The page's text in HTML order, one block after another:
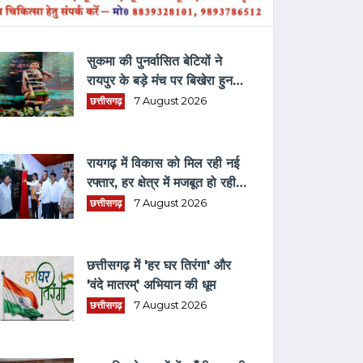
सुकमा की पुनर्वासित बेटियों ने
रायपुर के बड़े मंच पर बिखेरा हुनर,
पारंपरिक परिधानों में किया रैंप वॉक
छत्तीसगढ़ 7 August 2026
रायगढ़ में विकास को मिल रही नई
रफ्तार, हर क्षेत्र में मजबूत हो रही
सुविधाओं की नींव: वित्त मंत्री ओपी
छत्तीसगढ़ 7 August 2026
छत्तीसगढ़ में 'हर घर तिरंगा' और
'वंदे मातरम्' अभियान की धूम
छत्तीसगढ़ 7 August 2026